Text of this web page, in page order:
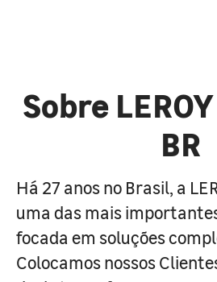
Sobre
BR
Há 27 anos no Brasil, a
uma das mais
focada em soluções
Colocamos nossos